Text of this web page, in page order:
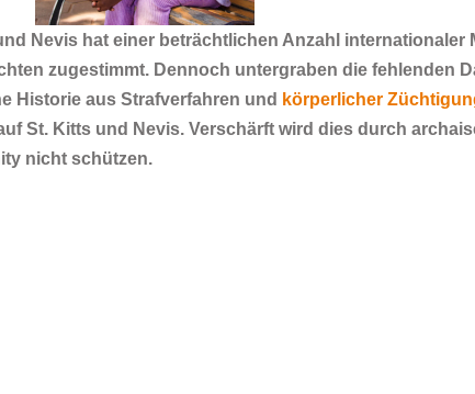
Nevis hat einer beträchtlichen Anzahl internationaler
zugestimmt. Dennoch untergraben die fehlenden
Historie aus Strafverfahren und körperlicher
St. Kitts und Nevis. Verschärft wird dies durch
nicht schützen.